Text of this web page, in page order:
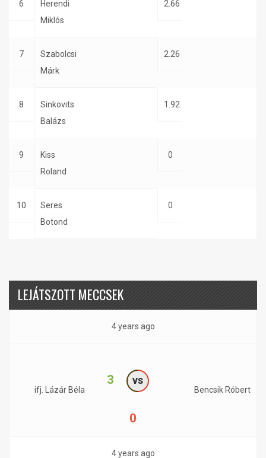
6
Herendi
Miklós
2.66
7
Szabolcsi
Márk
2.26
8
Sinkovits
Balázs
1.92
9
Kiss
Roland
0
10
Seres
Botond
0
LEJÁTSZOTT MECCSEK
4 years ago
ifj. Lázár Béla
3 vs
0
Bencsik Róbert
4 years ago